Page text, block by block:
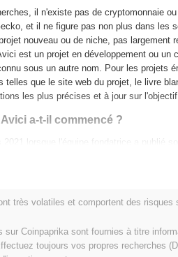
il n'existe pas de cryptomonnaie
et il ne figure pas non plus dans
nouveau ou de niche, pas largement
est un projet en développement ou
sous un autre nom. Pour les projets
telles que le site web du projet, le livre
les plus précises et à jour sur
a-t-il commencé ?
2021 lorsque l'équipe fondatrice a publié
du livre blanc, Avici a lancé son
opérationnelle. Les efforts de
promotion de l'engagement
équitable en octobre 2021, visant à
étapes fondamentales ont préparé le
très volatiles et comportent des
sur Coinpaprika sont fournies à titre
toujours vos propres recherches